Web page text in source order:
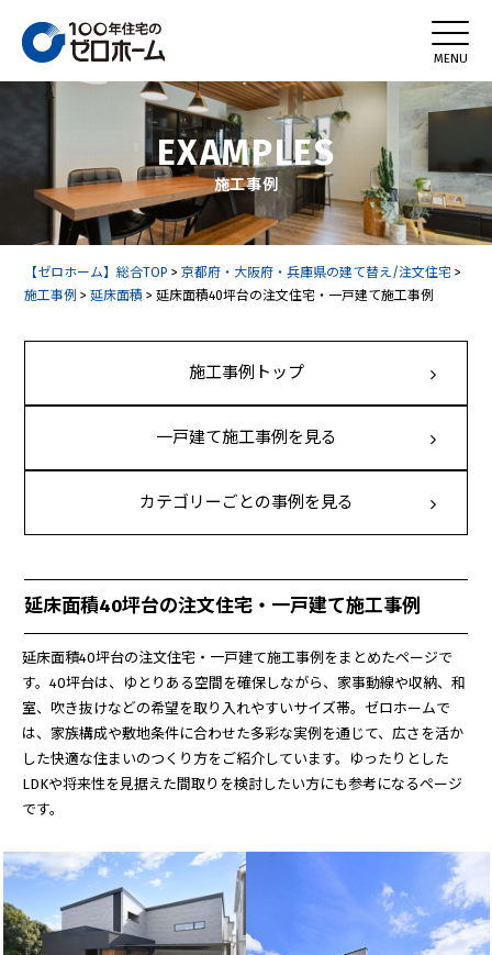
EXAMPLES
施工事例
【ゼロホーム】総合TOP >京都府・大阪府・兵庫県の建て替え/注文住宅 >
施工事例 >延床面積 >延床面積40坪台の注文住宅・一戸建て施工事例
施工事例トップ
一戸建て施工事例を見る
カテゴリーごとの事例を見る
延床面積40坪台の注文住宅・一戸建て施工事例
延床面積40坪台の注文住宅・一戸建て施工事例をまとめたページで
す。40坪台は、ゆとりある空間を確保しながら、家事動線や収納、和
室、吹き抜けなどの希望を取り入れやすいサイズ帯。ゼロホームで
は、家族構成や敷地条件に合わせた多彩な実例を通じて、広さを活か
した快適な住まいのつくり方をご紹介しています。ゆったりとした
LDKや将来性を見据えた間取りを検討したい方にも参考になるページ
です。